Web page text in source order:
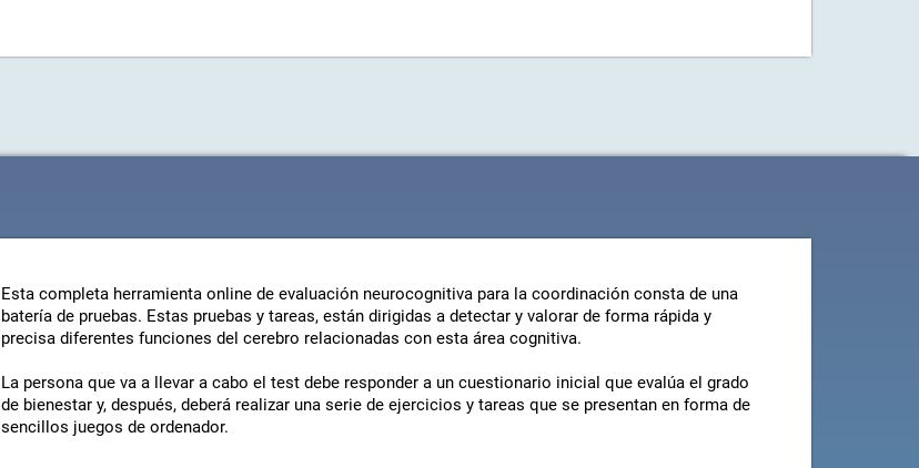
Esta completa herramienta online de evaluación neurocognitiva para la coordinación consta de una
batería de pruebas. Estas pruebas y tareas, están dirigidas a detectar y valorar de forma rápida y
precisa diferentes funciones del cerebro relacionadas con esta área cognitiva.
La persona que va a llevar a cabo el test debe responder a un cuestionario inicial que evalúa el grado
de bienestar y, después, deberá realizar una serie de ejercicios y tareas que se presentan en forma de
sencillos juegos de ordenador.